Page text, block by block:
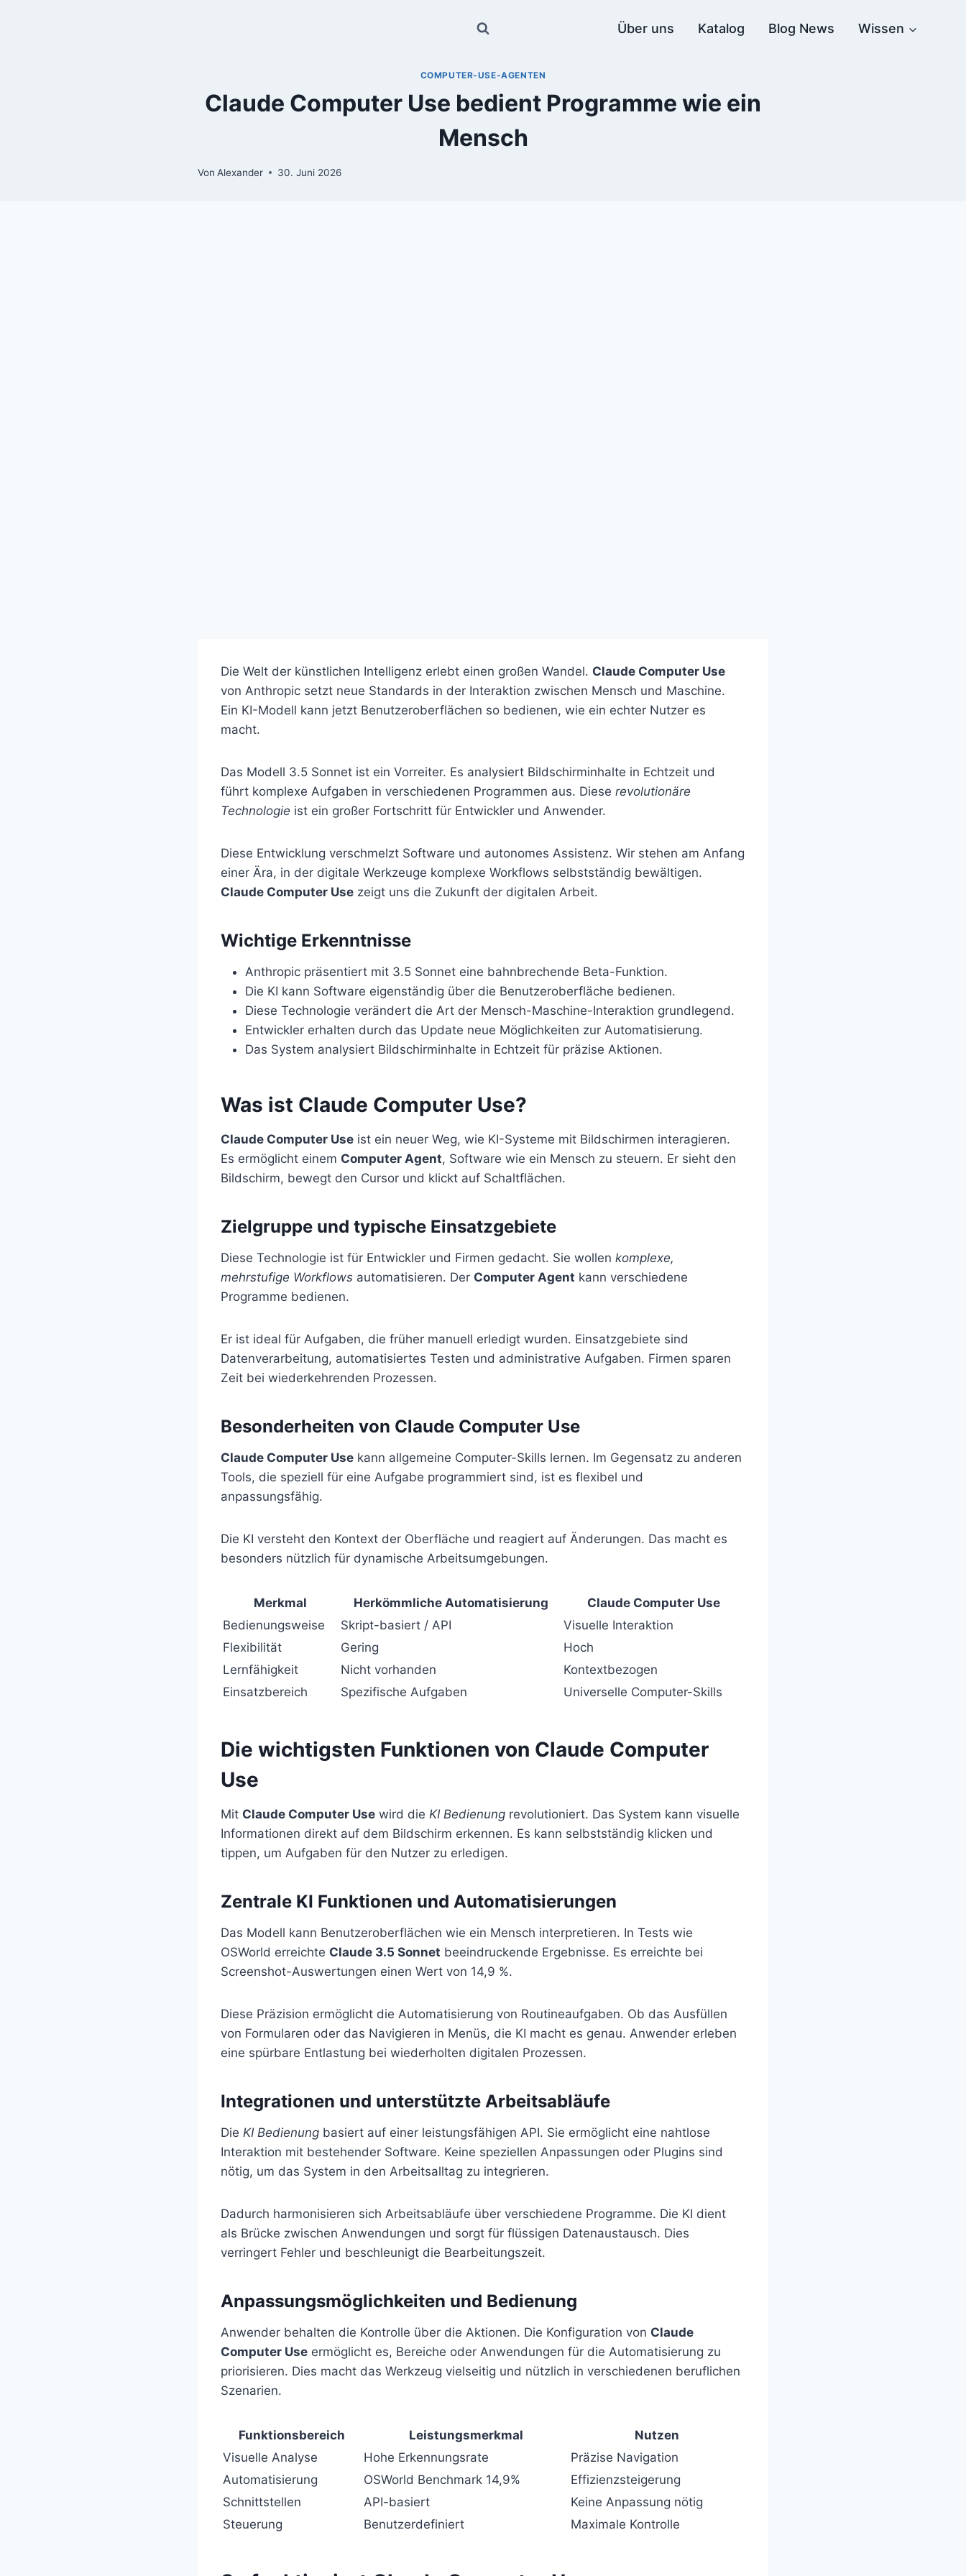
Über uns Katalog Blog News Wissen
COMPUTER-USE-AGENTEN
Claude Computer Use bedient Programme wie ein
Mensch
Von Alexander 30. Juni 2026
Die Welt der künstlichen Intelligenz erlebt einen großen Wandel. Claude Computer Use
von Anthropic setzt neue Standards in der Interaktion zwischen Mensch und Maschine.
Ein KI-Modell kann jetzt Benutzeroberflächen so bedienen, wie ein echter Nutzer es
macht.
Das Modell 3.5 Sonnet ist ein Vorreiter. Es analysiert Bildschirminhalte in Echtzeit und
führt komplexe Aufgaben in verschiedenen Programmen aus. Diese revolutionäre
Technologie ist ein großer Fortschritt für Entwickler und Anwender.
Diese Entwicklung verschmelzt Software und autonomes Assistenz. Wir stehen am Anfang
einer Ära, in der digitale Werkzeuge komplexe Workflows selbstständig bewältigen.
Claude Computer Use zeigt uns die Zukunft der digitalen Arbeit.
Wichtige Erkenntnisse
Anthropic präsentiert mit 3.5 Sonnet eine bahnbrechende Beta-Funktion.
Die KI kann Software eigenständig über die Benutzeroberfläche bedienen.
Diese Technologie verändert die Art der Mensch-Maschine-Interaktion grundlegend.
Entwickler erhalten durch das Update neue Möglichkeiten zur Automatisierung.
Das System analysiert Bildschirminhalte in Echtzeit für präzise Aktionen.
Was ist Claude Computer Use?
Claude Computer Use ist ein neuer Weg, wie KI-Systeme mit Bildschirmen interagieren.
Es ermöglicht einem Computer Agent, Software wie ein Mensch zu steuern. Er sieht den
Bildschirm, bewegt den Cursor und klickt auf Schaltflächen.
Zielgruppe und typische Einsatzgebiete
Diese Technologie ist für Entwickler und Firmen gedacht. Sie wollen komplexe,
mehrstufige Workflows automatisieren. Der Computer Agent kann verschiedene
Programme bedienen.
Er ist ideal für Aufgaben, die früher manuell erledigt wurden. Einsatzgebiete sind
Datenverarbeitung, automatisiertes Testen und administrative Aufgaben. Firmen sparen
Zeit bei wiederkehrenden Prozessen.
Besonderheiten von Claude Computer Use
Claude Computer Use kann allgemeine Computer-Skills lernen. Im Gegensatz zu anderen
Tools, die speziell für eine Aufgabe programmiert sind, ist es flexibel und
anpassungsfähig.
Die KI versteht den Kontext der Oberfläche und reagiert auf Änderungen. Das macht es
besonders nützlich für dynamische Arbeitsumgebungen.
Merkmal Herkömmliche Automatisierung
Claude Computer Use
Bedienungsweise
Skript-basiert / API
Visuelle Interaktion
Flexibilität
Gering
Hoch
Lernfähigkeit
Nicht vorhanden
Kontextbezogen
Einsatzbereich
Spezifische Aufgaben Universelle Computer-Skills
Die wichtigsten Funktionen von Claude Computer
Use
Mit Claude Computer Use wird die KI Bedienung revolutioniert. Das System kann visuelle
Informationen direkt auf dem Bildschirm erkennen. Es kann selbstständig klicken und
tippen, um Aufgaben für den Nutzer zu erledigen.
Zentrale KI Funktionen und Automatisierungen
Das Modell kann Benutzeroberflächen wie ein Mensch interpretieren. In Tests wie
OSWorld erreichte Claude 3.5 Sonnet beeindruckende Ergebnisse. Es erreichte bei
Screenshot-Auswertungen einen Wert von 14,9 %.
Diese Präzision ermöglicht die Automatisierung von Routineaufgaben. Ob das Ausfüllen
von Formularen oder das Navigieren in Menüs, die KI macht es genau. Anwender erleben
eine spürbare Entlastung bei wiederholten digitalen Prozessen.
Integrationen und unterstützte Arbeitsabläufe
Die KI Bedienung basiert auf einer leistungsfähigen API. Sie ermöglicht eine nahtlose
Interaktion mit bestehender Software. Keine speziellen Anpassungen oder Plugins sind
nötig, um das System in den Arbeitsalltag zu integrieren.
Dadurch harmonisieren sich Arbeitsabläufe über verschiedene Programme. Die KI dient
als Brücke zwischen Anwendungen und sorgt für flüssigen Datenaustausch. Dies
verringert Fehler und beschleunigt die Bearbeitungszeit.
Anpassungsmöglichkeiten und Bedienung
Anwender behalten die Kontrolle über die Aktionen. Die Konfiguration von Claude
Computer Use ermöglicht es, Bereiche oder Anwendungen für die Automatisierung zu
priorisieren. Dies macht das Werkzeug vielseitig und nützlich in verschiedenen beruflichen
Szenarien.
Funktionsbereich Leistungsmerkmal
Nutzen
Visuelle Analyse
Hohe Erkennungsrate
Präzise Navigation
Automatisierung
OSWorld Benchmark 14,9%
Effizienzsteigerung
Schnittstellen
API-basiert
Keine Anpassung nötig
Steuerung
Benutzerdefiniert Maximale Kontrolle